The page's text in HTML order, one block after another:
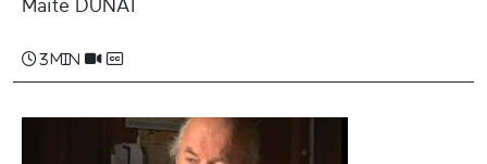
Maite DUNAT
3 min